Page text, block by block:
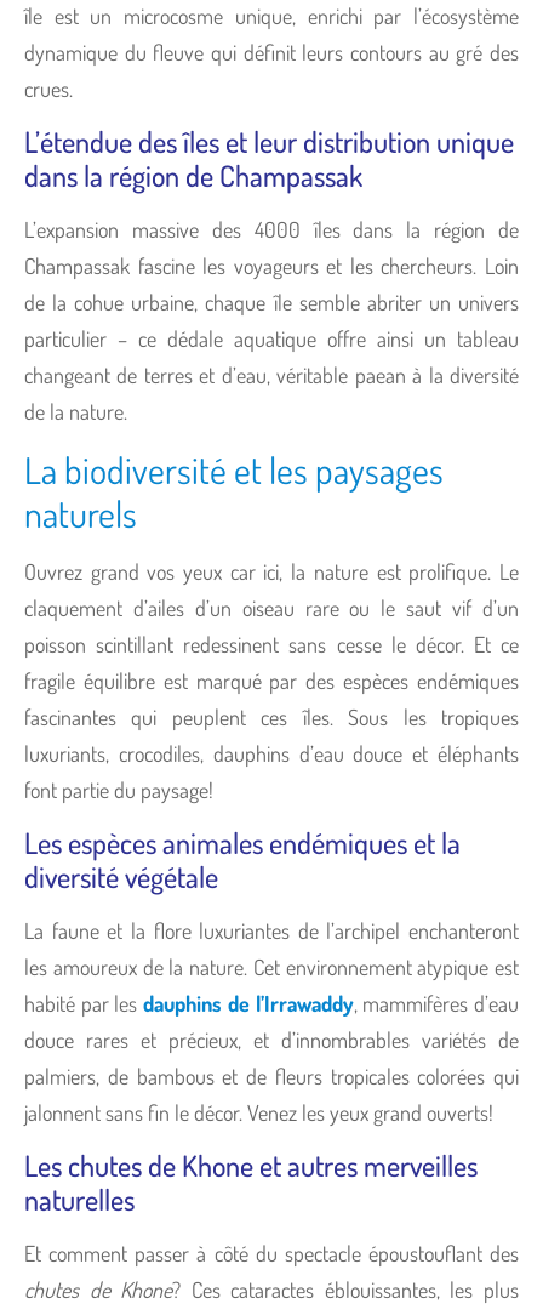
île est un microcosme unique, enrichi par l’écosystème
dynamique du fleuve qui définit leurs contours au gré des
crues.
L’étendue des îles et leur distribution unique
dans la région de Champassak
L’expansion massive des 4000 îles dans la région de
Champassak fascine les voyageurs et les chercheurs. Loin
de la cohue urbaine, chaque île semble abriter un univers
particulier – ce dédale aquatique offre ainsi un tableau
changeant de terres et d’eau, véritable paean à la diversité
de la nature.
La biodiversité et les paysages
naturels
Ouvrez grand vos yeux car ici, la nature est prolifique. Le
claquement d’ailes d’un oiseau rare ou le saut vif d’un
poisson scintillant redessinent sans cesse le décor. Et ce
fragile équilibre est marqué par des espèces endémiques
fascinantes qui peuplent ces îles. Sous les tropiques
luxuriants, crocodiles, dauphins d’eau douce et éléphants
font partie du paysage!
Les espèces animales endémiques et la
diversité végétale
La faune et la flore luxuriantes de l’archipel enchanteront
les amoureux de la nature. Cet environnement atypique est
habité par lesdauphins de l’Irrawaddy, mammifères d’eau
douce rares et précieux, et d’innombrables variétés de
palmiers, de bambous et de fleurs tropicales colorées qui
jalonnent sans fin le décor. Venez les yeux grand ouverts!
Les chutes de Khone et autres merveilles
naturelles
Et comment passer à côté du spectacle époustouflant des
chutes de Khone? Ces cataractes éblouissantes, les plus